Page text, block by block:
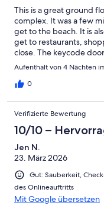
This is a great ground
complex. It was a few
get to the beach. It is
get to restaurants,
close. The keycode
as well. The AC worked
providing a comfortable
a great experience for
daughter on the pull-out
Aufenthalt von 4 Nächten
0
Verifizierte Bewertung
10/10 –
Jen N.
23. März 2026
Gut: Sauberkeit,
des Onlineauftritts
Mit Google übersetzen